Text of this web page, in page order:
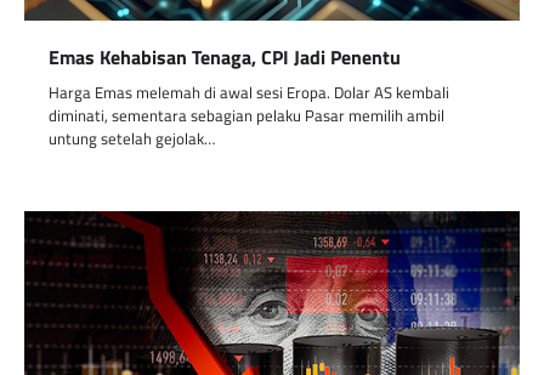
Emas Kehabisan Tenaga, CPI Jadi Penentu
Harga Emas melemah di awal sesi Eropa. Dolar AS kembali
diminati, sementara sebagian pelaku Pasar memilih ambil
untung setelah gejolak…